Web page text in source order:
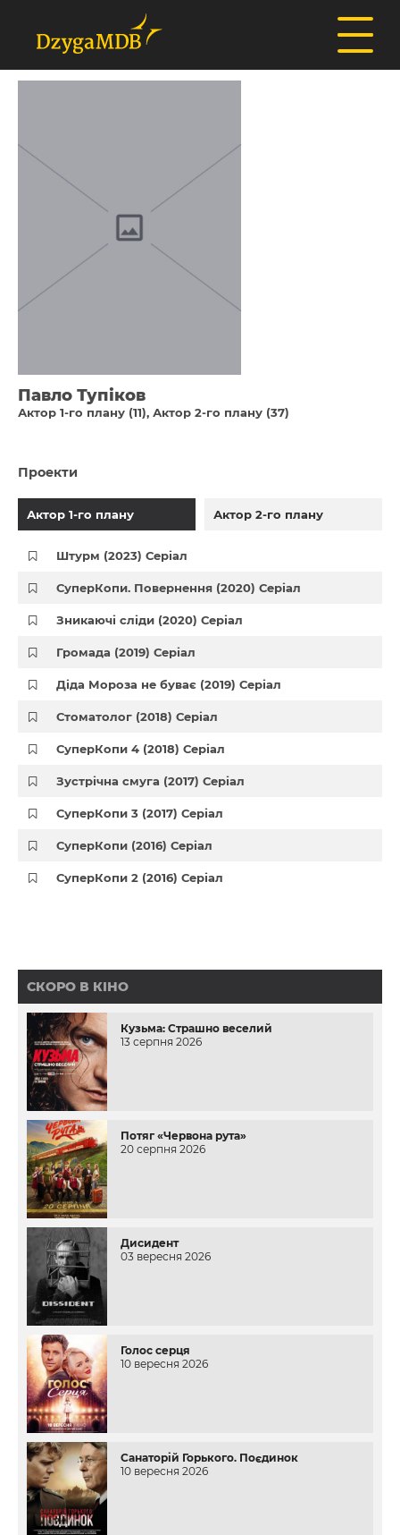
Павло Тупіков
Актор 1-го плану (11) Актор 2-го плану (37)
Проекти
Актор 1-го плану Актор 2-го плану
Штурм (2023) Серіал
СуперКопи. Повернення (2020) Серіал
Зникаючі сліди (2020) Серіал
Громада (2019) Серіал
Діда Мороза не буває (2019) Серіал
Стоматолог (2018) Серіал
СуперКопи 4 (2018) Серіал
Зустрічна смуга (2017) Серіал
СуперКопи 3 (2017) Серіал
СуперКопи (2016) Серіал
СуперКопи 2 (2016) Серіал
СКОРО В КІНО
Кузьма: Страшно веселий
13 серпня 2026
Потяг «Червона рута»
20 серпня 2026
Дисидент
03 вересня 2026
Голос серця
10 вересня 2026
Санаторій Горького. Поєдинок
10 вересня 2026